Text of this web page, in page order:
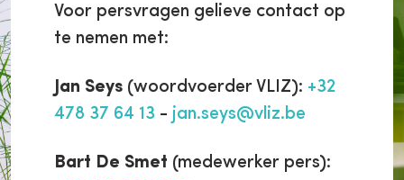
Voor persvragen gelieve contact op
te nemen met:
Jan Seys (woordvoerder VLIZ): +32
478 37 64 13 - jan.seys@vliz.be
Bart De Smet (medewerker pers):